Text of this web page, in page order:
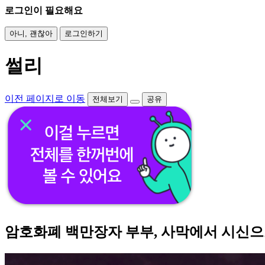
로그인이 필요해요
아니, 괜찮아 로그인하기
썰리
이전 페이지로 이동 전체보기 공유
암호화폐 백만장자 부부, 사막에서 시신